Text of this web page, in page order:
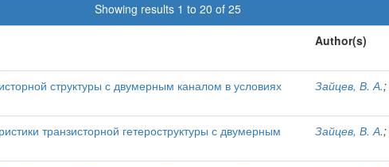
Showing results 1 to 20 of 25
Author(s)
структуры с двумерным каналом в условиях
Зайцев, В. А.;
транзисторной гетероструктуры с двумерным
Зайцев, В. А.;